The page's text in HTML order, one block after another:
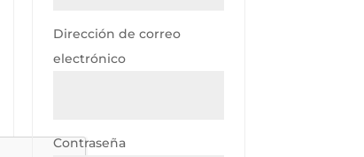
Dirección de correo
electrónico
Contraseña